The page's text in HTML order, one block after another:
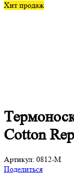
Хит продаж
Cotton
Артикул: 0812-M
Поделиться